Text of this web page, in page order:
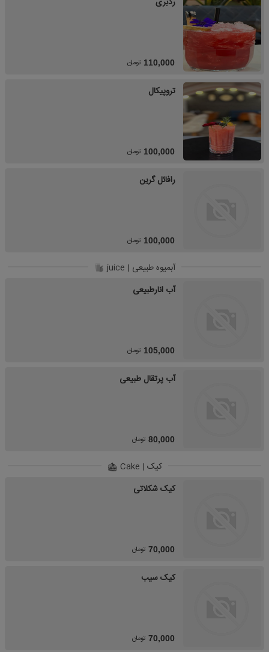
110,000 تومان
تروپیکال
100,000 تومان
رافائل گرین
100,000 تومان
آبمیوه طبیعی | juice
آب انارطبیعی
105,000 تومان
آب پرتقال طبیعی
80,000 تومان
کیک | Cake
کیک شکلاتی
70,000 تومان
کیک سیب
70,000 تومان